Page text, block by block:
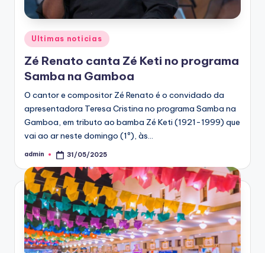
Posted
in
Ultimas noticias
Zé Renato canta Zé Keti no programa
Samba na Gamboa
O cantor e compositor Zé Renato é o convidado da
apresentadora Teresa Cristina no programa Samba na
Gamboa, em tributo ao bamba Zé Keti (1921-1999) que
vai ao ar neste domingo (1º), às…
Posted
admin 31/05/2025